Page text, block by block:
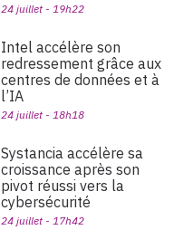
24 juillet - 19h22
Intel accélère son
redressement grâce aux
centres de données et à
l’IA
24 juillet - 18h18
Systancia accélère sa
croissance après son
pivot réussi vers la
cybersécurité
24 juillet - 17h42